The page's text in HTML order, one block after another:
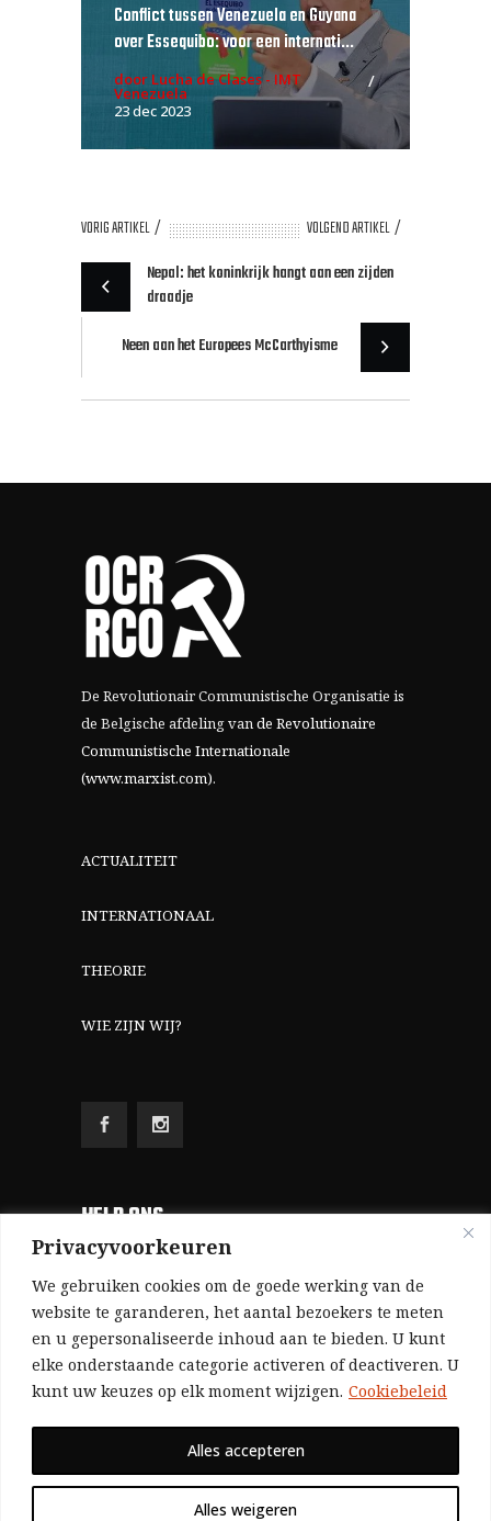
Privacyvoorkeuren
We gebruiken cookies om de goede werking van de
website te garanderen, het aantal bezoekers te meten
en u gepersonaliseerde inhoud aan te bieden. U kunt
elke onderstaande categorie activeren of deactiveren. U
kunt uw keuzes op elk moment wijzigen. Cookiebeleid
Alles weigeren
Alles accepteren
Conflict tussen Venezuela en Guyana
over Essequibo: voor een internati...
door Lucha de Clases - IMT
Venezuela
23 dec 2023
VORIG ARTIKEL
VOLGEND ARTIKEL
Nepal: het koninkrijk hangt aan een zijden
draadje
Neen aan het Europees McCarthyisme
De Revolutionair Communistische Organisatie is
de Belgische afdeling vande Revolutionaire
Communistische Internationale
(www.marxist.com).
ACTUALITEIT
INTERNATIONAAL
THEORIE
WIE ZIJN WIJ?
HELP ONS
Aangezien we volledig zelf gefinancierd zijn
(zonder subsidies, zonder commerciële
advertenties en zonder rijke sponsors), zijn we
voor de publicatie van ons tijdschrift uitsluitend
afhankelijk van de financiële steun van onze
Bij voorbaat dank voor uw solidariteit.